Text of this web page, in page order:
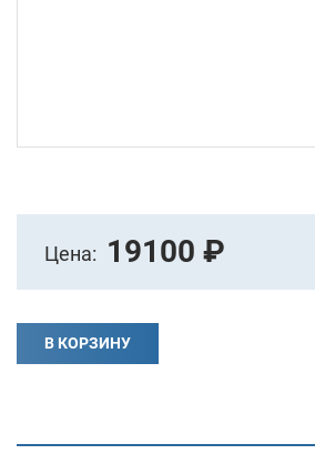
Цена: 19100 ₽
В КОРЗИНУ